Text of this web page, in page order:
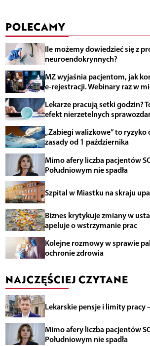
POLECAMY
Ile możemy dowiedzieć się z
neuroendokrynnych?
MZ wyjaśnia pacjentom, jak
e-rejestracji. Webinary raz w
Lekarze pracują setki godzin?
efekt nierzetelnych
„Zabiegi walizkowe” to ryzyko
zasady od 1 października
Mimo afery liczba pacjentów
Południowym nie spadła
Szpital w Miastku na skraju
Biznes krytykuje zmiany w
apeluje o wstrzymanie prac
Kolejne rozmowy w sprawie
ochronie zdrowia
NAJCZĘŚCIEJ CZYTANE
Lekarskie pensje i limity pracy
Mimo afery liczba pacjentów
Południowym nie spadła